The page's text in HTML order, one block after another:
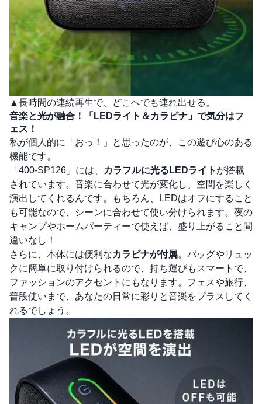
▲長時間の連続再生で、どこへでも連れ出せる。
音楽と光が融合！「LEDライト＆カラビナ」で気分はフ
ェス！
私が個人的に「おっ！」と思ったのが、この遊び心のある
機能です。
「400-SP126」には、
カラフルに光るLEDライト が搭載
されています。音楽に合わせて光が変化し、空間を楽しく
演出してくれるんです。もちろん、LEDはオフにすること
も可能なので、シーンに合わせて使い分けられます。夜の
キャンプやホームパーティーで使えば、盛り上がること間
違いなし！
さらに、本体には便利なカラビナが付属。バッグやリュッ
クに簡単に取り付けられるので、持ち運びもスマートで、
ファッションのアクセントにもなります。フェスや旅行、
普段使いまで、あなたの日常に彩りと音楽をプラスしてく
れるでしょう。